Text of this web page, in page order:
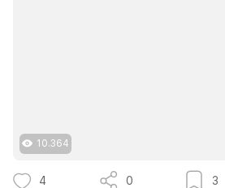
10.364
4 0 3